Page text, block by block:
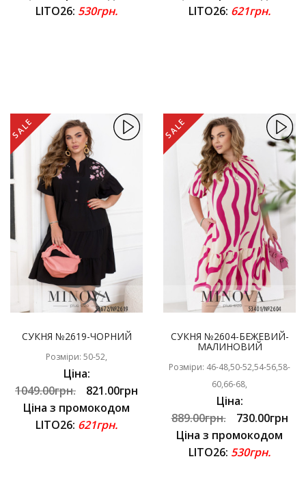
LITO26: 530грн.
LITO26: 621грн.
SALE
СУКНЯ №2619-ЧОРНИЙ
Розміри: 50-52,
Ціна:
1049.00грн.
821.00грн
Ціна з промокодом
LITO26: 621грн.
SALE
СУКНЯ №2604-БЕЖЕВИЙ-
МАЛИНОВИЙ
Розміри: 46-48,50-52,54-56,58-
60,66-68,
Ціна:
889.00грн.
730.00грн
Ціна з промокодом
LITO26: 530грн.